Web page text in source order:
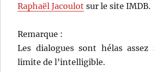
Raphaël Jacoulot sur le site IMDB.
Remarque :
Les dialogues sont hélas
limite de l’intelligible.